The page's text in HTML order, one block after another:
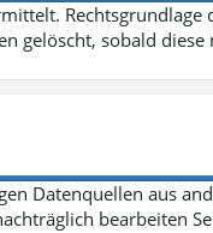
Rechtsgrundlage
gelöscht, sobald
Datenquellen aus
bearbeiten